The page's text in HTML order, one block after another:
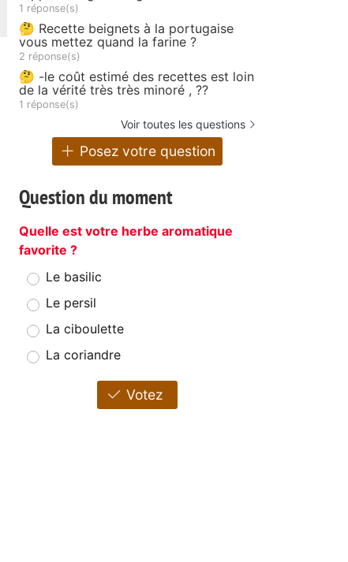
1 réponse(s)
🤔 Recette beignets à la portugaise
vous mettez quand la farine ?
2 réponse(s)
🤔 -le coût estimé des recettes est loin
de la vérité très très minoré , ??
1 réponse(s)
Voir toutes les questions
Posez votre question
Question du moment
Quelle est votre herbe aromatique
favorite ?
Le basilic
Le persil
La ciboulette
La coriandre
Votez